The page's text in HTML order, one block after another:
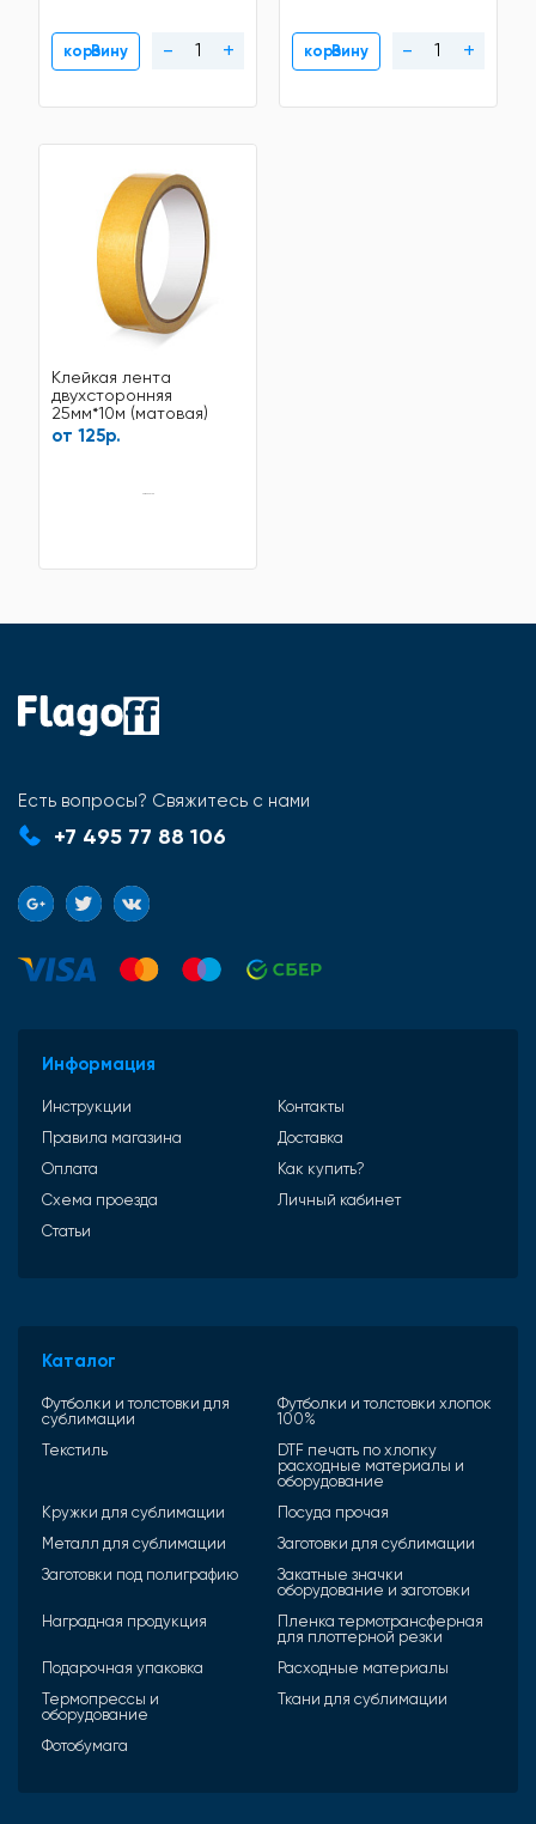
В корзину - + В корзину - +
Клейкая лента
двухсторонняя
25мм*10м (матовая)
от 125р.
Есть вопросы? Свяжитесь с нами
+7 495 77 88 106
Информация
Инструкции
Контакты
Правила магазина
Доставка
Оплата
Как купить?
Схема проезда
Личный кабинет
Статьи
Каталог
Футболки и толстовки для
сублимации
Футболки и толстовки хлопок
100%
Текстиль
DTF печать по хлопку
расходные материалы и
оборудование
Кружки для сублимации
Посуда прочая
Металл для сублимации
Заготовки для сублимации
Заготовки под полиграфию
Закатные значки
оборудование и заготовки
Наградная продукция
Пленка термотрансферная
для плоттерной резки
Подарочная упаковка
Расходные материалы
Термопрессы и
оборудование
Ткани для сублимации
Фотобумага